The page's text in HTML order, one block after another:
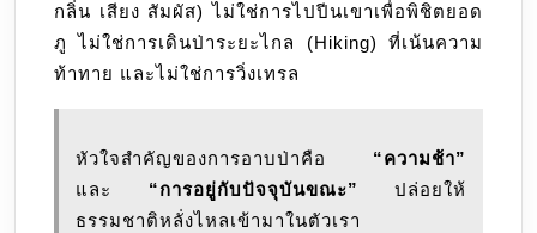
กลิ่น เสียง สัมผัส) ไม่ใช่การไปปีนเขาเพื่อพิชิตยอด
ภู ไม่ใช่การเดินป่าระยะไกล (Hiking) ที่เน้นความ
ท้าทาย และไม่ใช่การวิ่งเทรล
หัวใจสำคัญของการอาบป่าคือ “ความช้า”
และ “การอยู่กับปัจจุบันขณะ” ปล่อยให้
ธรรมชาติหลั่งไหลเข้ามาในตัวเรา